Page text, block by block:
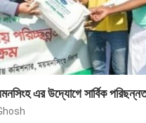
এর উদ্যোগে সার্বিক